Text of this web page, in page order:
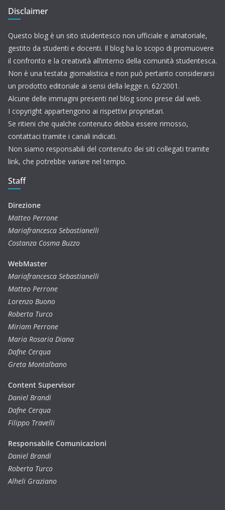
Disclaimer
Questo blog è un sito studentesco non ufficiale e amatoriale,
gestito da studenti e docenti. Il blog ha lo scopo di promuovere
il confronto e la creatività all’interno della comunità studentesca.
Non è una testata giornalistica e non può pertanto considerarsi
un prodotto editoriale ai sensi della legge n. 62/2001.
Alcune delle immagini presenti nel blog sono prese dal web.
I copyright appartengono ai rispettivi proprietari.
Se ritieni che qualche contenuto debba essere rimosso,
contattaci tramite i canali indicati.
Non siamo responsabili del contenuto dei siti collegati tramite
link, che potrebbe variare nel tempo.
Staff
Direzione
Matteo Perrone
Mariafrancesca Sebastianelli
Costanza Cosma Buzzo
WebMaster
Mariafrancesca Sebastianelli
Matteo Perrone
Lorenzo Buono
Roberta Turco
Miriam Perrone
Maria Rosaria Diana
Dafne Cerqua
Greta Montalbano
Content Supervisor
Daniel Brandi
Dafne Cerqua
Filippo Travelli
Responsabile Comunicazioni
Daniel Brandi
Roberta Turco
Alheli Graziano